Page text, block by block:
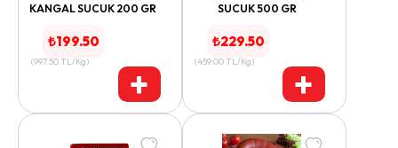
KANGAL SUCUK 200 GR
₺199.50
(997.50 TL/Kg) +
SUCUK 500 GR
₺229.50
(459.00 TL/Kg) +